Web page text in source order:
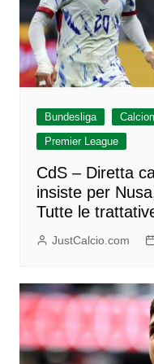
Bundesliga
Premier League
CdS – Diretta
insiste per
Tutte le
JustCalcio.com